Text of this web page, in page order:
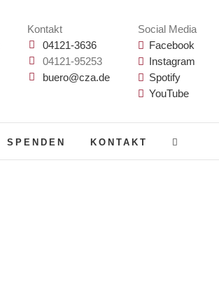
Kontakt
04121-3636
04121-95253
buero@cza.de
Social Media
Facebook
Instagram
Spotify
YouTube
SPENDEN KONTAKT